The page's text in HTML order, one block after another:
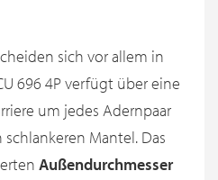
sich vor allem in
696 4P verfügt über eine
um jedes Adernpaar
Mantel. Das
Außendurchmesser